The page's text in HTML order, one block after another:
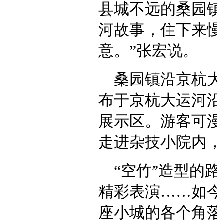
县城不远的桑园
河故事，住下来
意。”张宏说。
桑园镇沿京杭
布于京杭大运河
展示区。游客可
走进杂技小院内
“空竹”造型的
精彩表演……如
座小城的各个角